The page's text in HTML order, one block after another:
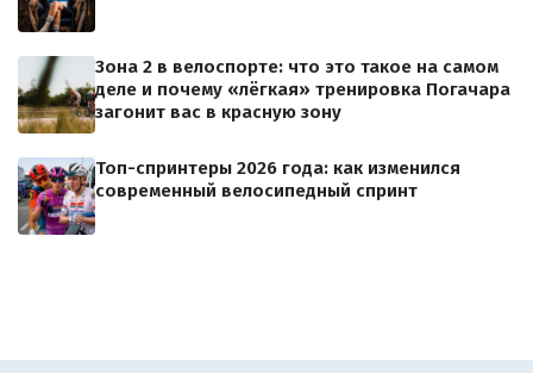
Зона 2 в велоспорте: что это такое на самом
деле и почему «лёгкая» тренировка Погачара
загонит вас в красную зону
Топ-спринтеры 2026 года: как изменился
современный велосипедный спринт